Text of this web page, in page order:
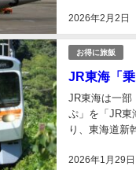
2026年2月2日
お得に旅飯
JR東海「
2026年1月29日
JR東海は一部
ぷ」を「JR東
り、東海道新